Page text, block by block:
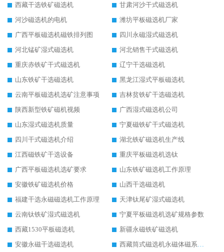
西藏干选铁矿磁选机
甘肃河沙干式磁选机
河沙磁选机的电机
潍坊平板磁选机厂家
广西平板磁选机磁铁排列图
四川永磁湿式磁选机
河北锰矿湿式磁选机
河北销售干式磁选机
重庆赤铁矿干式磁选机
辽宁干选磁选机
山东铁矿干选磁选机
黑龙江湿式平板磁选机
云南平板磁选机选矿注意事项
吉林贫铁矿干选磁选机
陕西新型铁矿磁机视频
广西湿式磁选机公司
山东湿式磁选机质量
宁夏磁铁矿干式磁选机
四川干式磁选机介绍
湖北铁矿磁选机生产线
江西磁铁矿干选设备
重庆平板磁选机选钛
广西平板磁选机选矿要求
山东铁矿磁选机工作原理
安徽铁矿磁选机价格
山西干选磁选机
福建干选永磁磁选机工作原理
天津钛尾矿湿式磁选机
云南钛铁矿湿式磁选机
宁夏平板磁选机选矿规格参数
西藏1530平板磁选机
新疆永磁铁矿磁选机
安徽永磁干选磁选机